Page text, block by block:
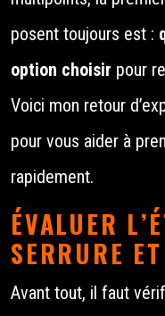
posent toujours est :
option choisir pour
Voici mon retour
pour vous aider à
rapidement.
ÉVALUER
SERRURE
Avant tout, il faut